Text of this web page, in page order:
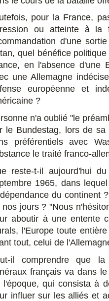
pour la France,
ou atteinte à
d'une
quel bénéfice
en l'absence d'une
une Allemagne
européenne et
?
n'a oublié "le
le Bundestag, lors de sa
préférentiels avec
le traité franco-
reste-t-il aujourd'hui
1965, dans
du continent
nos jours ? "Nous
aboutir à une entente
l'Europe toute
tout, celui de
il comprendre que
français va dans
l'époque, qui consista à
influer sur les alliés et